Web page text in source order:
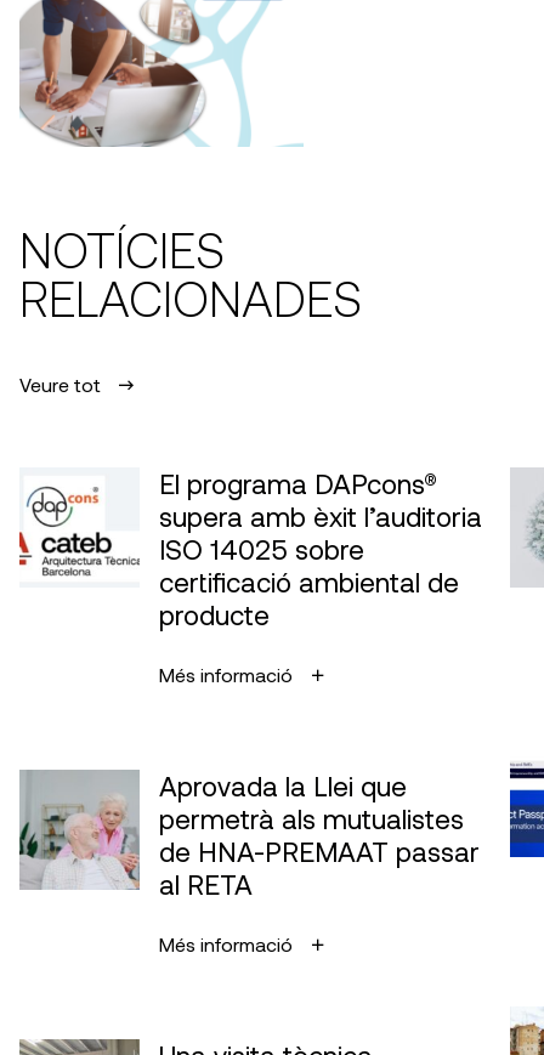
NOTÍCIES
RELACIONADES
Veure tot
El programa DAPcons®
supera amb èxit l’auditoria
ISO 14025 sobre
certificació ambiental de
producte
Més informació
Aprovada la Llei que
permetrà als mutualistes
de HNA-PREMAAT passar
al RETA
Més informació